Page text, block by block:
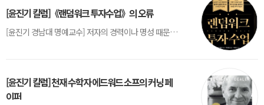
[윤진기 칼럼]《랜덤워크 투자수업》의 오류
[윤진기 경남대 명예교수] 저자의 경력이나 명성 때문인지 2020년에 번역 출판된 《랜덤워크 투자수업》(A Random Walk Down Wall Street) 12판은 표지부터가 거창하다. ‘45년간 12번 개정하며 철저히 검증한 투자서’, ‘전문가 부럽지 않은 투자 감각을 길러주는 위대한 투자지침서’ 라는 은빛 광고문구로 독자를 유혹한다.[1] 출판 50주...
[윤진기 칼럼] 천재 수학자 에드워드 소프의 커닝 페
이퍼